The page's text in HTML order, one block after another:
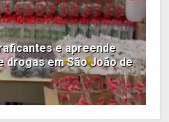
e apreende
drogas em São João de